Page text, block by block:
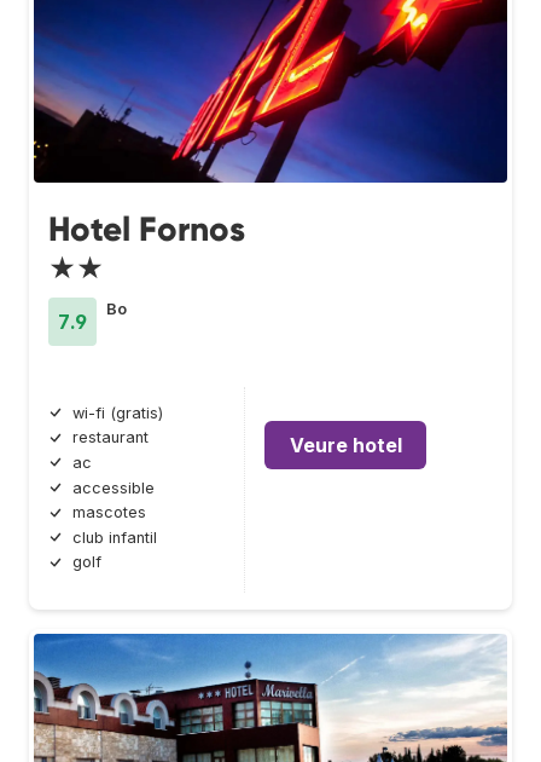
Hotel Fornos
★★
7.9
Bo
wi-fi (gratis)
restaurant
ac
accessible
mascotes
club infantil
golf
Veure hotel